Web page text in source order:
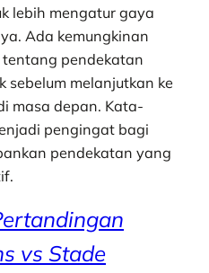
lebih mengatur gaya
Ada kemungkinan
pendekatan
melanjutkan ke
masa depan. Kata-
pengingat bagi
pendekatan yang
vs Stade